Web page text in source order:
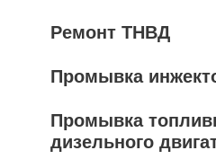
Ремонт ТНВД
Промывка
Промывка
дизельного